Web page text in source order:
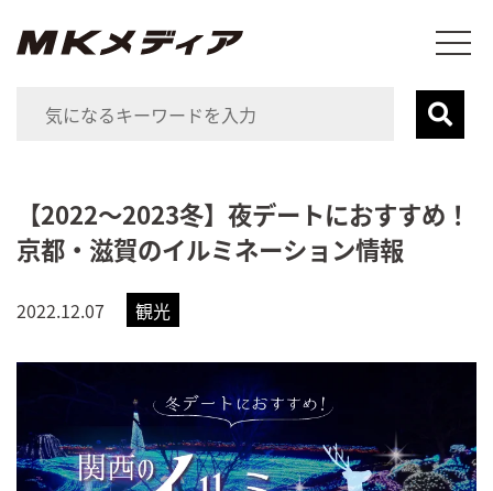
【2022～2023冬】夜デートにおすすめ！
京都・滋賀のイルミネーション情報
2022.12.07 観光